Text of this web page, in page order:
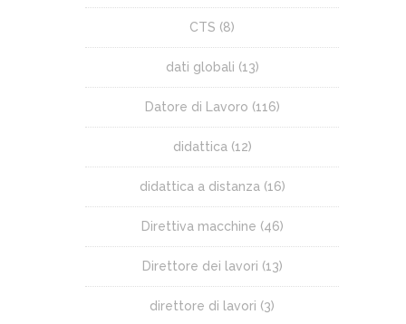
CTS (8)
dati globali (13)
Datore di Lavoro (116)
didattica (12)
didattica a distanza (16)
Direttiva macchine (46)
Direttore dei lavori (13)
direttore di lavori (3)